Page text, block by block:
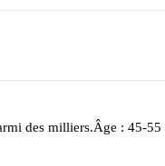
des milliers.Âge : 45-55